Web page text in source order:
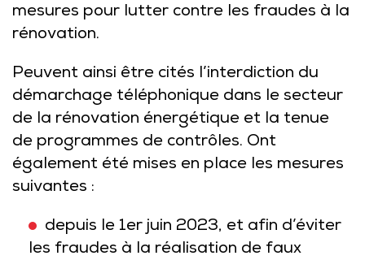
mesures pour lutter contre les fraudes à la
rénovation.
Peuvent ainsi être cités l’interdiction du
démarchage téléphonique dans le secteur
de la rénovation énergétique et la tenue
de programmes de contrôles. Ont
également été mises en place les mesures
suivantes :
depuis le 1er juin 2023, et afin d’éviter
les fraudes à la réalisation de faux